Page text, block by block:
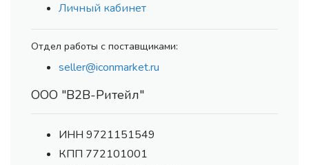
Личный кабинет
Отдел работы с поставщиками:
seller@iconmarket.ru
ООО "В2В-Ритейл"
ИНН 9721151549
КПП 772101001